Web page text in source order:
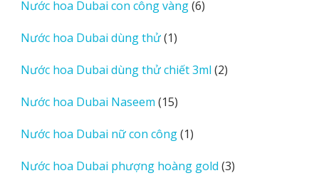
phẩm
Nước hoa Dubai con công vàng 66
Nước hoa Dubai dùng thử 11
phẩm
Nước hoa Dubai dùng thử chiết 3ml 22
Nước hoa Dubai Naseem 1515
phẩm
Nước hoa Dubai nữ con công 11
phẩm
Nước hoa Dubai phượng hoàng gold 33